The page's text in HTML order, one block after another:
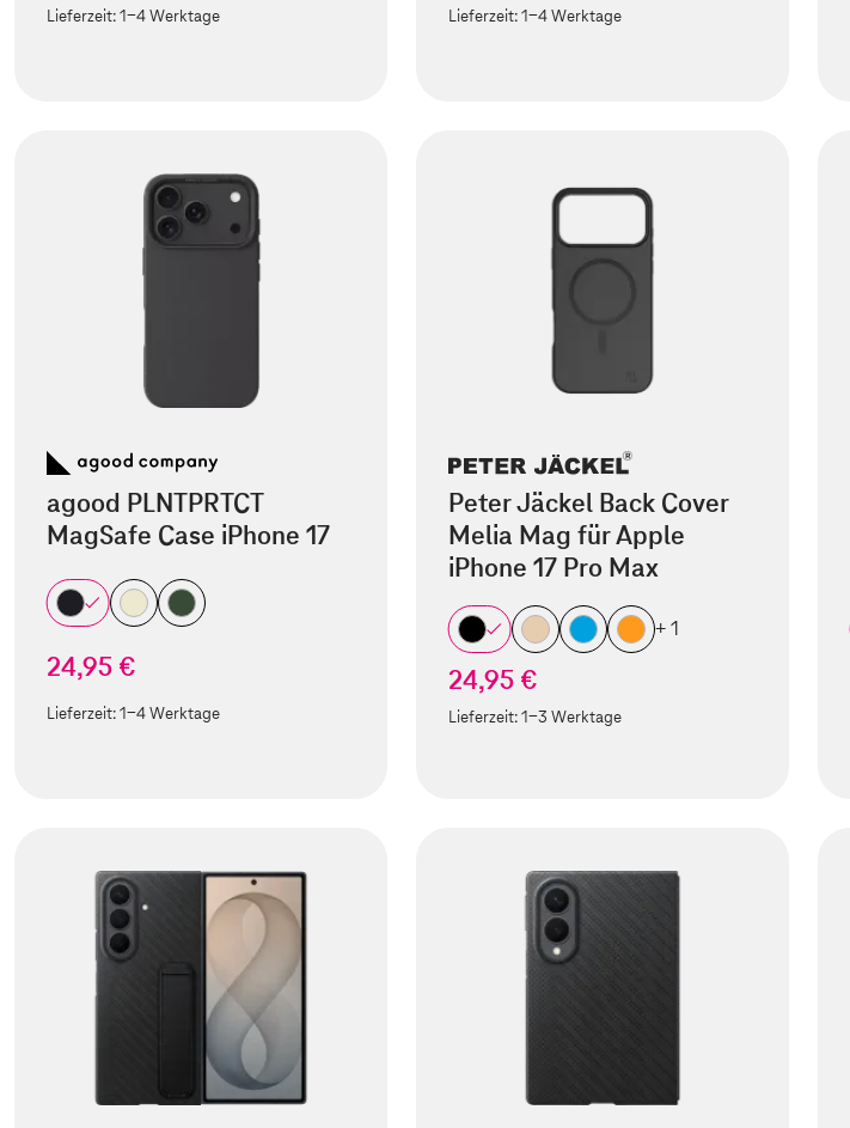
Lieferzeit:1-4 Werktage Lieferzeit:1-4 Werktage
agood PLNTPRTCT
MagSafe Case iPhone 17
24,95 €
Lieferzeit:1-4 Werktage
Peter Jäckel Back Cover
Melia Mag für Apple
iPhone 17 Pro Max
+ 1
24,95 €
Lieferzeit:1-3 Werktage